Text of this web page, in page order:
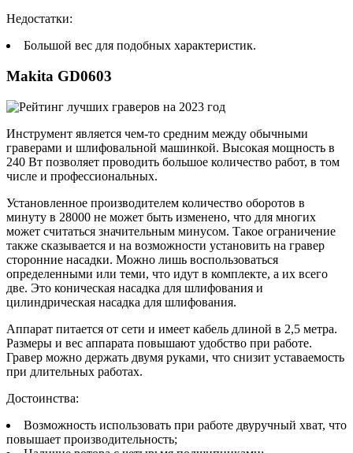
Недостатки:
Большой вес для подобных характеристик.
Makita GD0603
Инструмент является чем-то средним между обычными
граверами и шлифовальной машинкой. Высокая мощность в
240 Вт позволяет проводить большое количество работ, в том
числе и профессиональных.
Установленное производителем количество оборотов в
минуту в 28000 не может быть изменено, что для многих
может считаться значительным минусом. Такое ограничение
также сказывается и на возможности установить на гравер
сторонние насадки. Можно лишь воспользоваться
определенными или теми, что идут в комплекте, а их всего
две. Это коническая насадка для шлифования и
цилиндрическая насадка для шлифования.
Аппарат питается от сети и имеет кабель длиной в 2,5 метра.
Размеры и вес аппарата повышают удобство при работе.
Гравер можно держать двумя руками, что снизит уставаемость
при длительных работах.
Достоинства:
Возможность использовать при работе двуручный хват, что
повышает производительность;